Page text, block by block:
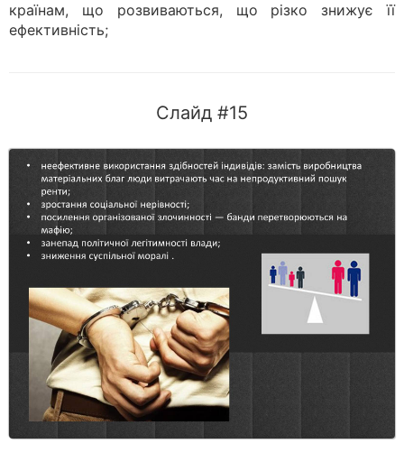
країнам, що розвиваються, що різко знижує її
ефективність;
Слайд #15